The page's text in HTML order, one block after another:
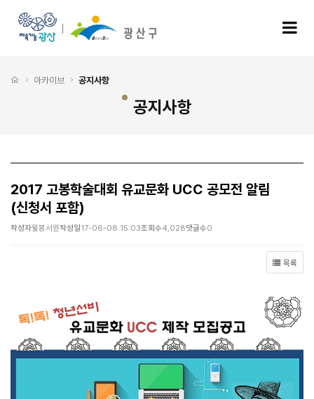
처음으로
아카이브 공지사항
공지사항
2017 고봉학술대회 유교문화 UCC 공모전 알림
(신청서 포함)
작성자월봉서원작성일17-06-08 15:03조회수4,028댓글수0
목록